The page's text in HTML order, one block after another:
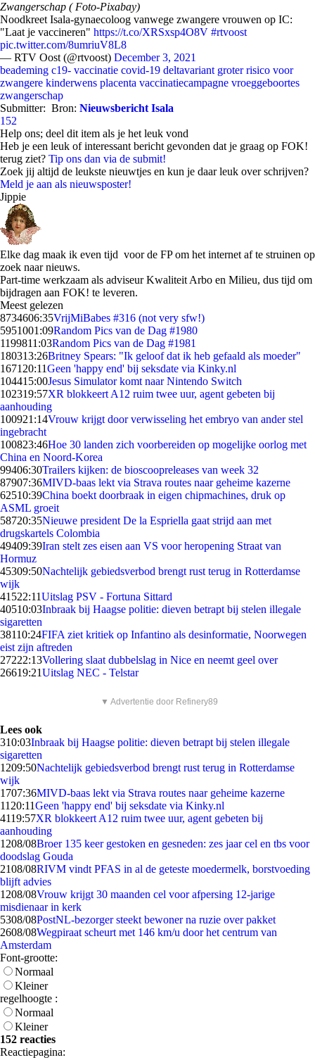
Zwangerschap ( Foto-Pixabay)
Noodkreet Isala-gynaecoloog vanwege zwangere vrouwen op IC:
"Laat je vaccineren" https://t.co/XRSxsp4O8V #rtvoost
pic.twitter.com/8umriuV8L8
— RTV Oost (@rtvoost) December 3, 2021
beademing c19- vaccinatie covid-19 deltavariant groter risico voor
zwangere kinderwens placenta vaccinatiecampagne vroeggeboortes
zwangerschap
Submitter: Bron: Nieuwsbericht Isala
152
Help ons; deel dit item als je het leuk vond
Heb je een leuk of interessant bericht gevonden dat je graag op FOK!
terug ziet? Tip ons dan via de submit!
Zoek jij altijd de leukste nieuwtjes en kun je daar leuk over schrijven?
Meld je aan als nieuwsposter!
Jippie
Elke dag maak ik even tijd voor de FP om het internet af te struinen op
zoek naar nieuws.
Part-time werkzaam als adviseur Kwaliteit Arbo en Milieu, dus tijd om
bijdragen aan FOK! te leveren.
Meest gelezen
8734606:35VrijMiBabes #316 (not very sfw!)
5951001:09Random Pics van de Dag #1980
1199811:03Random Pics van de Dag #1981
180313:26Britney Spears: "Ik geloof dat ik heb gefaald als moeder"
1671 20:11Geen 'happy end' bij seksdate via Kinky.nl
104415:00Jesus Simulator komt naar Nintendo Switch
102319:57XR blokkeert A12 ruim twee uur, agent gebeten bij
aanhouding
100921:14Vrouw krijgt door verwisseling het embryo van ander stel
ingebracht
100823:46Hoe 30 landen zich voorbereiden op mogelijke oorlog met
China en Noord-Korea
99406:30Trailers kijken: de bioscoopreleases van week 32
87907:36MIVD-baas lekt via Strava routes naar geheime kazerne
62510:39China boekt doorbraak in eigen chipmachines, druk op
ASML groeit
58720:35Nieuwe president De la Espriella gaat strijd aan met
drugskartels Colombia
49409:39Iran stelt zes eisen aan VS voor heropening Straat van
Hormuz
45309:50Nachtelijk gebiedsverbod brengt rust terug in Rotterdamse
wijk
41522:11Uitslag PSV - Fortuna Sittard
40510:03Inbraak bij Haagse politie: dieven betrapt bij stelen illegale
sigaretten
38110:24FIFA ziet kritiek op Infantino als desinformatie, Noorwegen
eist zijn aftreden
27222:13Vollering slaat dubbelslag in Nice en neemt geel over
26619:21Uitslag NEC - Telstar
▼ Advertentie door Refinery89
Lees ook
310:03Inbraak bij Haagse politie: dieven betrapt bij stelen illegale
sigaretten
1209:50Nachtelijk gebiedsverbod brengt rust terug in Rotterdamse
wijk
1707:36MIVD-baas lekt via Strava routes naar geheime kazerne
11 20:11Geen 'happy end' bij seksdate via Kinky.nl
4119:57XR blokkeert A12 ruim twee uur, agent gebeten bij
aanhouding
1208/08Broer 135 keer gestoken en gesneden: zes jaar cel en tbs voor
doodslag Gouda
2108/08RIVM vindt PFAS in al de geteste moedermelk, borstvoeding
blijft advies
1208/08Vrouw krijgt 30 maanden cel voor afpersing 12-jarige
misdienaar in kerk
5308/08PostNL-bezorger steekt bewoner na ruzie over pakket
2608/08Wegpiraat scheurt met 146 km/u door het centrum van
Amsterdam
Font-grootte:
Normaal
Kleiner
regelhoogte :
Normaal
Kleiner
152 reacties
Reactiepagina: